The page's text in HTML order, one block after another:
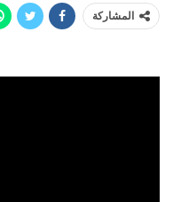
المشاركة